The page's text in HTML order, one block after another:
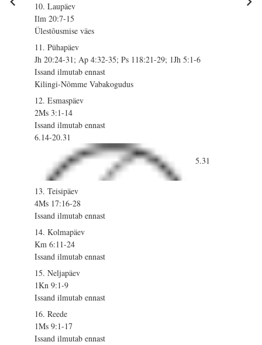
10. Laupäev
Ilm 20:7-15
Ülestõusmise väes
11. Pühapäev
Jh 20:24-31; Ap 4:32-35; Ps 118:21-29; 1Jh 5:1-6
Issand ilmutab ennast
Kilingi-Nõmme Vabakogudus
12. Esmaspäev
2Ms 3:1-14
Issand ilmutab ennast
6.14-20.31
5.31
13. Teisipäev
4Ms 17:16-28
Issand ilmutab ennast
14. Kolmapäev
Km 6:11-24
Issand ilmutab ennast
15. Neljapäev
1Kn 9:1-9
Issand ilmutab ennast
16. Reede
1Ms 9:1-17
Issand ilmutab ennast